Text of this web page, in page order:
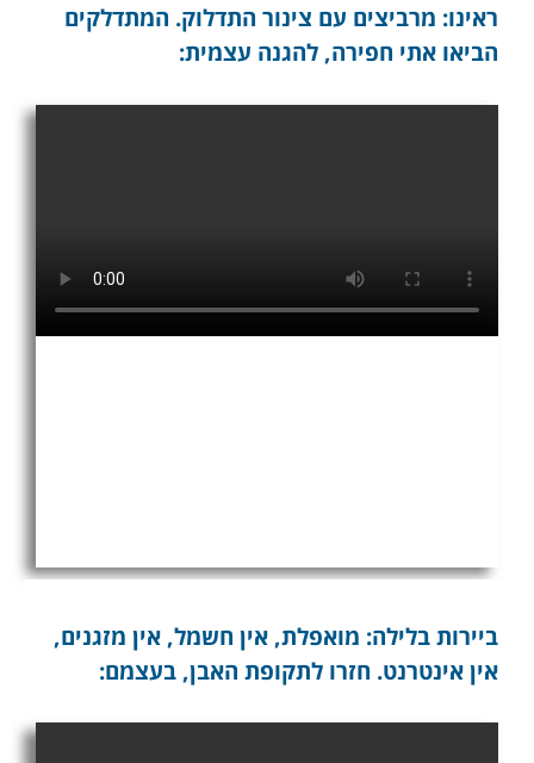
ראינו: מרביצים עם צינור התדלוק. המתדלקים
הביאו אתי חפירה, להגנה עצמית:
ביירות בלילה: מואפלת, אין חשמל, אין מזגנים,
אין אינטרנט. חזרו לתקופת האבן, בעצמם: